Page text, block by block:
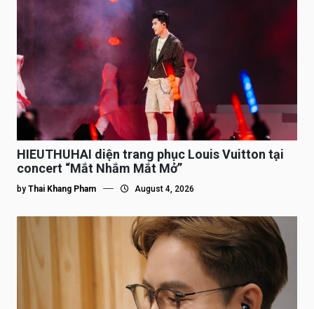
HIEUTHUHAI diện trang phục Louis Vuitton tại
concert “Mắt Nhắm Mắt Mở”
by Thai Khang Pham August 4, 2026